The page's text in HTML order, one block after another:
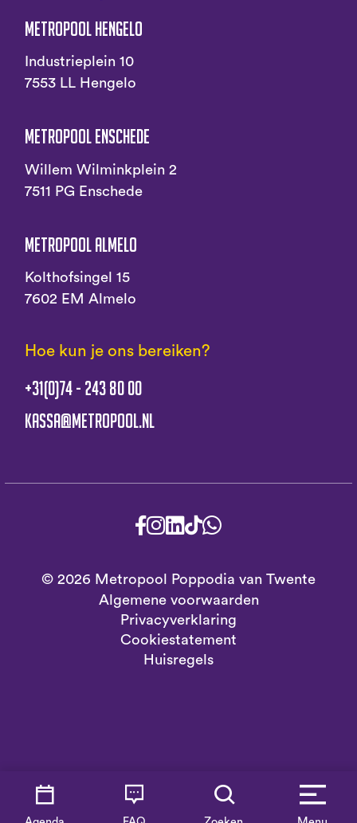
Metropool Hengelo
Industrieplein 10
7553 LL Hengelo
Metropool Enschede
Willem Wilminkplein 2
7511 PG Enschede
Metropool Almelo
Kolthofsingel 15
7602 EM Almelo
Hoe kun je ons bereiken?
+31(0)74 - 243 80 00
kassa@metropool.nl
© 2026 Metropool Poppodia van Twente
Algemene voorwaarden
Privacyverklaring
Cookiestatement
Huisregels